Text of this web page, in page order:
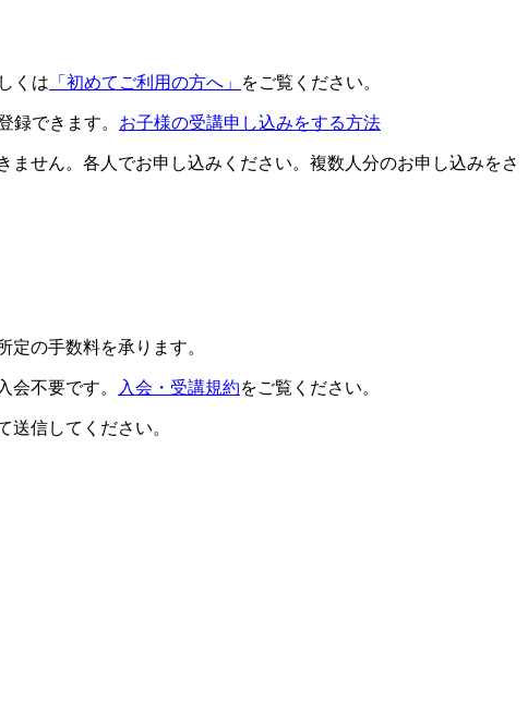
くは 「初めてご利用の方へ」 をご覧ください。
できます。 お子様の受講申し込みをする方法
せん。各人でお申し込みください。複数人分のお申し込みをさ
の手数料を承ります。
不要です。 入会・受講規約をご覧ください。
信してください。